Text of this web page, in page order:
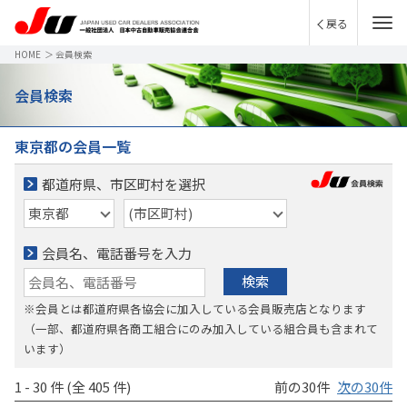
戻る
HOME ＞ 会員検索
会員検索
東京都の会員一覧
都道府県、市区町村を選択
会員名、電話番号を入力
検索
※会員とは都道府県各協会に加入している会員販売店となります
（一部、都道府県各商工組合にのみ加入している組合員も含まれて
います）
1 - 30 件 (全 405 件) 前の30件 次の30件